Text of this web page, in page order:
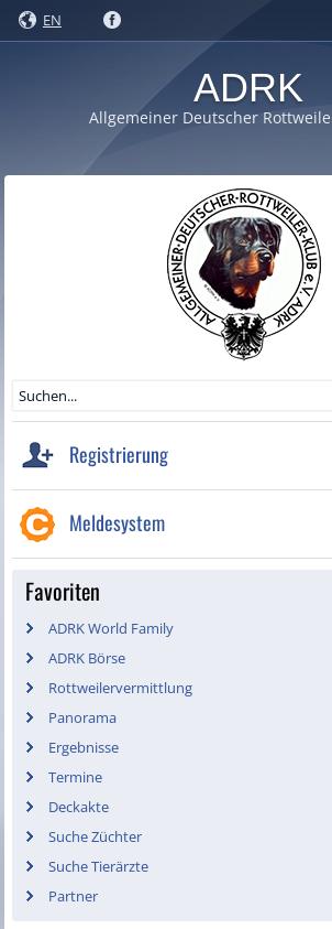
EN
ADRK
Allgemeiner Deutscher
Registrierung
Meldesystem
Favoriten
ADRK World Family
ADRK Börse
Rottweilervermittlung
Panorama
Ergebnisse
Termine
Deckakte
Suche Züchter
Suche Tierärzte
Partner